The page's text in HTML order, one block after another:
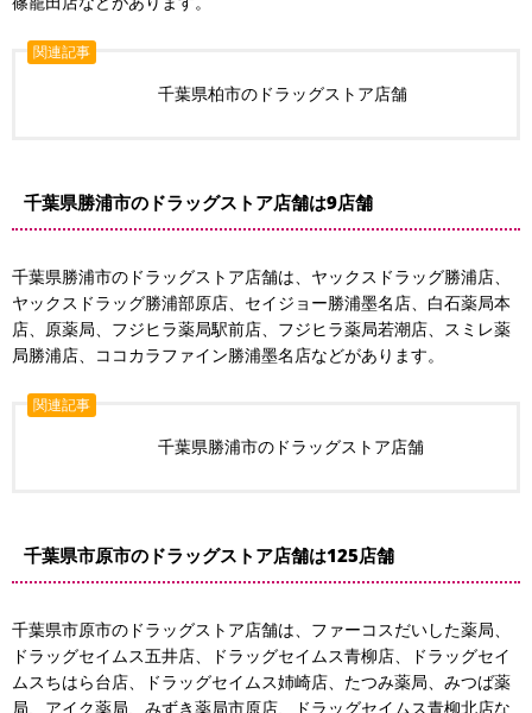
関連記事
千葉県柏市のドラッグストア店舗
千葉県勝浦市のドラッグストア店舗は9店舗
千葉県勝浦市のドラッグストア店舗は、ヤックスドラッグ勝浦店、
ヤックスドラッグ勝浦部原店、セイジョー勝浦墨名店、白石薬局本
店、原薬局、フジヒラ薬局駅前店、フジヒラ薬局若潮店、スミレ薬
局勝浦店、ココカラファイン勝浦墨名店などがあります。
関連記事
千葉県勝浦市のドラッグストア店舗
千葉県市原市のドラッグストア店舗は125店舗
千葉県市原市のドラッグストア店舗は、ファーコスだいした薬局、
ドラッグセイムス五井店、ドラッグセイムス青柳店、ドラッグセイ
ムスちはら台店、ドラッグセイムス姉崎店、たつみ薬局、みつば薬
局、アイク薬局、みずき薬局市原店、ドラッグセイムス青柳北店な